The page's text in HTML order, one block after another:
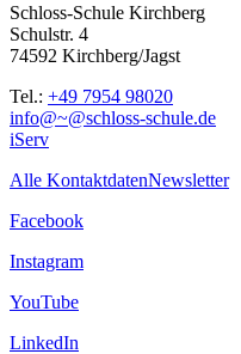
Schloss-Schule Kirchberg
Schulstr. 4
74592 Kirchberg/Jagst
Tel.: +49 7954 98020
info@~@schloss-schule.de
iServ
Alle KontaktdatenNewsletter
Facebook
Instagram
YouTube
LinkedIn